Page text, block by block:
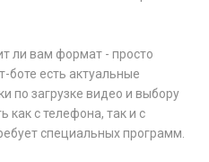
ли вам формат - просто
боте есть актуальные
по загрузке видео и выбору
с телефона, так и с
специальных программ.